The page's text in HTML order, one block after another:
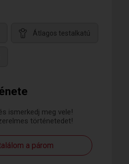
ismerkedj meg vele!
történetedet!
a párom
Átlagos testalkatú